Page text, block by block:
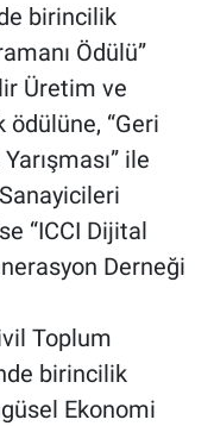
birincilik
Ödülü”
Üretim ve
“Geri
ile
“ICCI Dijital
Derneği
Toplum
birincilik
Ekonomi